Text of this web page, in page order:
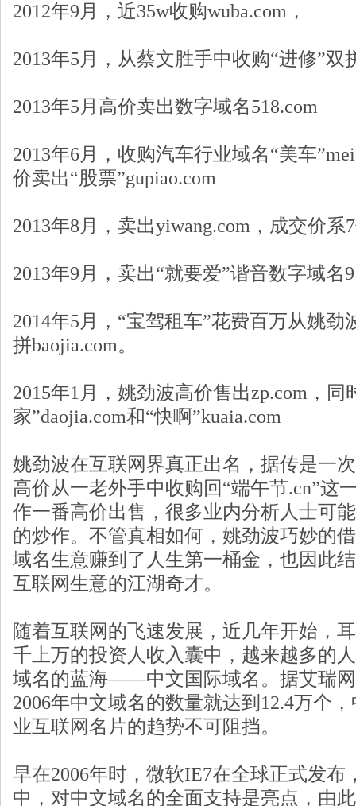
2012年9月，近35w收购wuba.com，
2013年5月，从蔡文胜手中收购“进修”双
2013年5月高价卖出数字域名518.com
2013年6月，收购汽车行业域名“美车
价卖出“股票”gupiao.com
2013年8月，卖出yiwang.com，成交价系
2013年9月，卖出“就要爱”谐音数字域名
2014年5月，“宝驾租车”花费百万从姚劲
拼baojia.com。
2015年1月，姚劲波高价售出zp.com，同
家”daojia.com和“快啊”kuaia.com
姚劲波在互联网界真正出名，据传是一
高价从一老外手中收购回“端午节.cn”这
作一番高价出售，很多业内分析人士可
的炒作。不管真相如何，姚劲波巧妙的
域名生意赚到了人生第一桶金，也因此
互联网生意的江湖奇才。
随着互联网的飞速发展，近几年开始，
千上万的投资人收入囊中，越来越多的
域名的蓝海——中文国际域名。据艾瑞
2006年中文域名的数量就达到12.4万个
业互联网名片的趋势不可阻挡。
早在2006年时，微软IE7在全球正式发布
中，对中文域名的全面支持是亮点，由